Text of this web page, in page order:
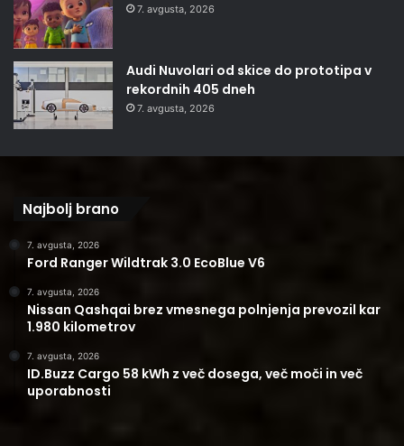
7. avgusta, 2026
Audi Nuvolari od skice do prototipa v
rekordnih 405 dneh
7. avgusta, 2026
Najbolj brano
7. avgusta, 2026
Ford Ranger Wildtrak 3.0 EcoBlue V6
7. avgusta, 2026
Nissan Qashqai brez vmesnega polnjenja prevozil kar
1.980 kilometrov
7. avgusta, 2026
ID.Buzz Cargo 58 kWh z več dosega, več moči in več
uporabnosti